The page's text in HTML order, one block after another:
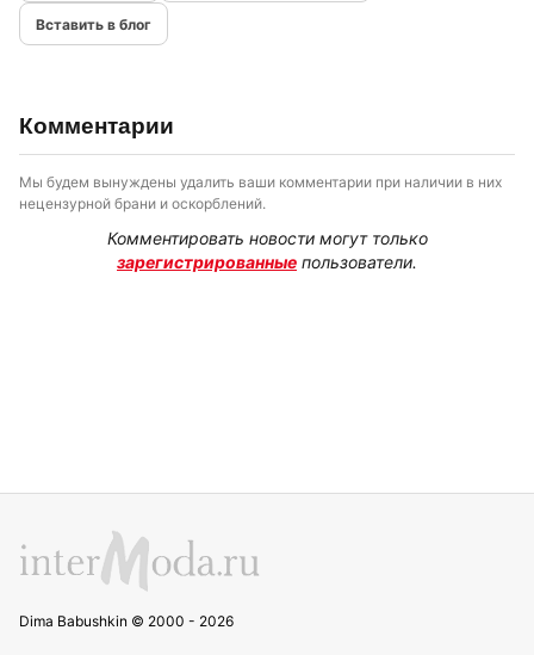
Вставить в блог
Комментарии
Мы будем вынуждены удалить ваши комментарии при наличии в них
нецензурной брани и оскорблений.
Комментировать новости могут только
зарегистрированные пользователи.
Dima Babushkin © 2000 - 2026